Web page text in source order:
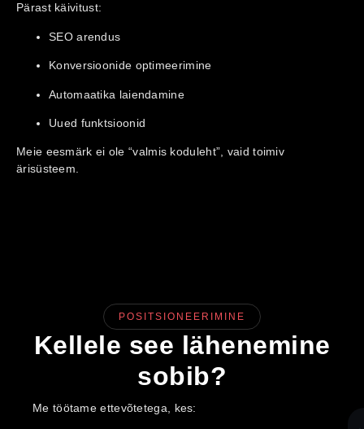
Pärast käivitust:
SEO arendus
Konversioonide optimeerimine
Automaatika laiendamine
Uued funktsioonid
Meie eesmärk ei ole “valmis koduleht”, vaid toimiv
ärisüsteem.
POSITSIONEERIMINE
Kellele see lähenemine
sobib?
Me töötame ettevõtetega, kes: